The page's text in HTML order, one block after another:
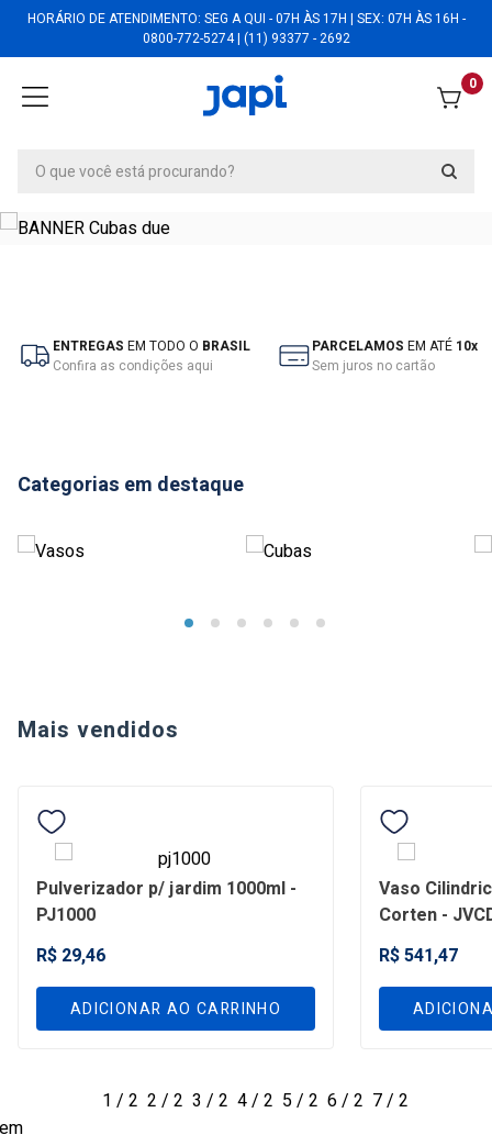
HORÁRIO DE ATENDIMENTO: SEG A QUI - 07H ÀS 17H | SEX: 07H ÀS 16H -
0800-772-5274 | (11) 93377 - 2692
0
ENTREGAS EM TODO O BRASIL
Confira as condições aqui
PARCELAMOS EM ATÉ 10x
Sem juros no cartão
Categorias em destaque
Mais vendidos
Pulverizador p/ jardim 1000ml -
PJ1000
R$ 29,46
ADICIONAR AO CARRINHO
Vaso
Corten -
R$ 541,47
1 / 2 2 / 2 3 / 2 4 / 2 5 / 2 6 / 2 7 / 2